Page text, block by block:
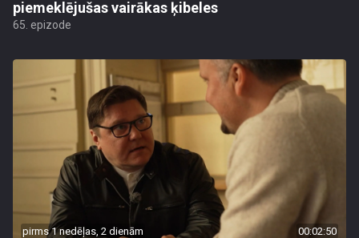
piemeklējušas vairākas ķibeles
65. epizode
pirms 1 nedēļas, 2 dienām 00:02:50